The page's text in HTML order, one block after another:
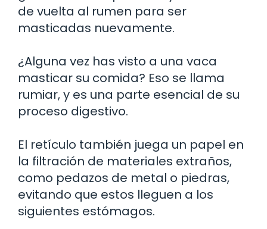
de vuelta al rumen para ser
masticadas nuevamente.
¿Alguna vez has visto a una vaca
masticar su comida? Eso se llama
rumiar, y es una parte esencial de su
proceso digestivo.
El retículo también juega un papel en
la filtración de materiales extraños,
como pedazos de metal o piedras,
evitando que estos lleguen a los
siguientes estómagos.